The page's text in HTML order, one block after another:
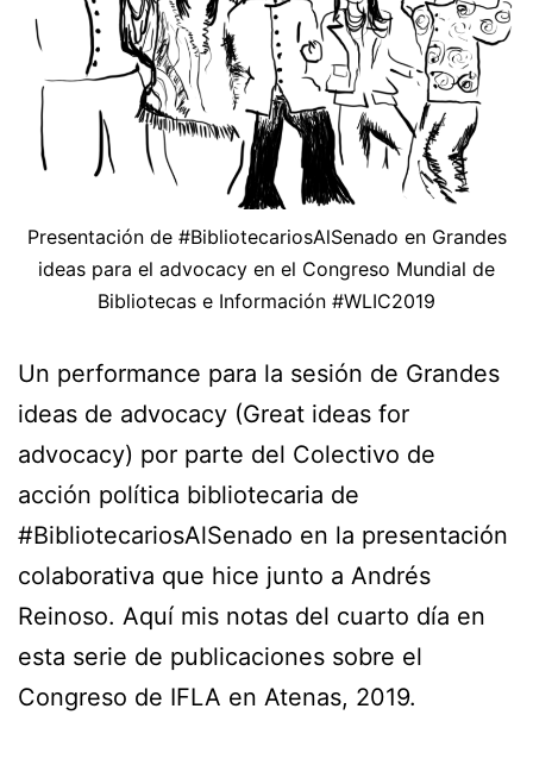
Presentación de #BibliotecariosAlSenado en Grandes
ideas para el advocacy en el Congreso Mundial de
Bibliotecas e Información #WLIC2019
Un performance para la sesión de Grandes
ideas de advocacy (Great ideas for
advocacy) por parte del Colectivo de
acción política bibliotecaria de
#BibliotecariosAlSenado en la presentación
colaborativa que hice junto a Andrés
Reinoso. Aquí mis notas del cuarto día en
esta serie de publicaciones sobre el
Congreso de IFLA en Atenas, 2019.